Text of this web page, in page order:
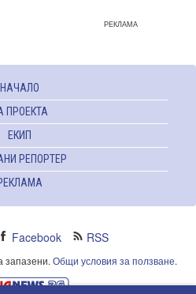
РЕКЛАМА
НАЧАЛО
ПРОЕКТА
ЕКИП
РЕПОРТЕР
Facebook RSS
запазени. Общи условия за ползване.